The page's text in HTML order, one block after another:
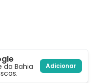
da Bahia Adicionar